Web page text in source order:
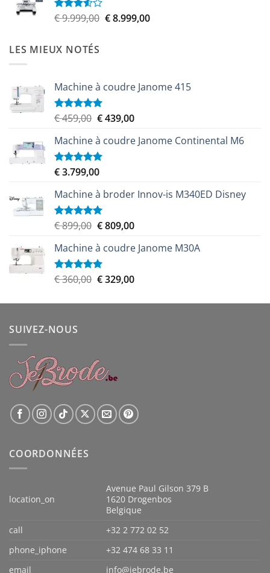
€ 6.100,00.€ 5.579,00.
Note
€9.999,00 Le
€8.999,00Le
LES MIEUX NOTÉS
Machine à coudre Janome 415
Note5.00
€459,00 Le
initial
était :
€ 459,00.
€439,00Le
actuel
Machine à coudre Janome Continental M6
Note5.00
€3.799,00
Machine à broder Innov-is M340ED Disney
Note5.00
€899,00 Le
initial
était :
€ 899,00.
€809,00Le
actuel
€ 809,00.
Machine à coudre Janome M30A
Note5.00
€360,00 Le
initial
€329,00Le
actuel
SUIVEZ-NOUS
COORDONNÉES
location_on
Avenue Paul Gilson 379 B
1620 Drogenbos
Belgique
call
+32 2 772 02 52
phone_iphone
+32 474 68 33 11
email
info@jebrode.be